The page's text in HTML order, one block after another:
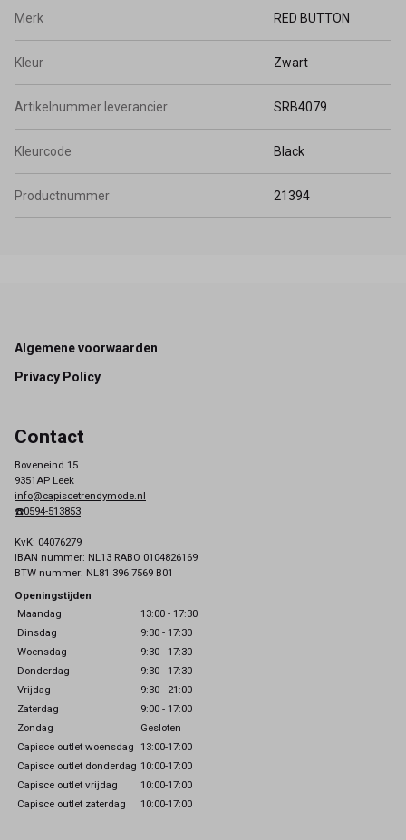
Merk RED BUTTON
Kleur Zwart
Artikelnummer leverancier SRB4079
Kleurcode Black
Productnummer 21394
Footer
Algemene voorwaarden
Privacy Policy
Contact
Boveneind 15
9351AP Leek
info@capiscetrendymode.nl
☎️0594-513853
KvK: 04076279
IBAN nummer: NL13 RABO 0104826169
BTW nummer: NL81 396 7569 B01
Openingstijden
Maandag
13:00 - 17:30
Dinsdag
9:30 - 17:30
Woensdag
9:30 - 17:30
Donderdag
9:30 - 17:30
Vrijdag
9:30 - 21:00
Zaterdag
9:00 - 17:00
Zondag
Gesloten
Capisce outlet woensdag 13:00-17:00
Capisce outlet donderdag 10:00-17:00
Capisce outlet vrijdag
10:00-17:00
Capisce outlet zaterdag
10:00-17:00